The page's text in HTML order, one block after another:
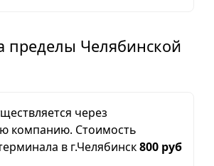
пределы Челябинской
через
компанию. Стоимость
в г.Челябинск800 руб